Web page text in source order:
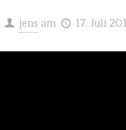
jens am 17. Juli